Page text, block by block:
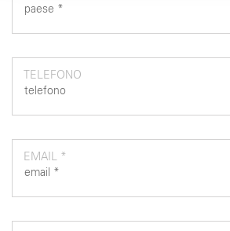
TELEFONO
EMAIL *